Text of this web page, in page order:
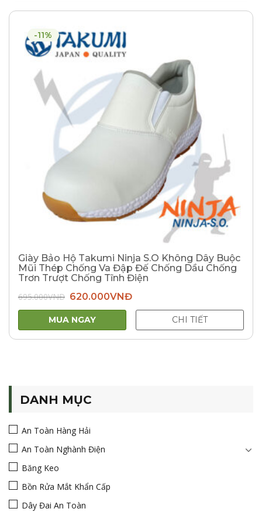
-11%
Giày Bảo Hộ Takumi Ninja S.O Không Dây Buộc
Mũi Thép Chống Va Đập Đế Chống Dầu Chống
Trơn Trượt Chống Tĩnh Điện
695.000VNĐ Giá
gốc
là:
695.000VNĐ.
620.000VNĐGiá
tại
620.000VNĐ.
MUA NGAY CHI TIẾT
DANH MỤC
An Toàn Hàng Hải
An Toàn Nghành Điện
Băng Keo
Bồn Rửa Mắt Khẩn Cấp
Dây Đai An Toàn